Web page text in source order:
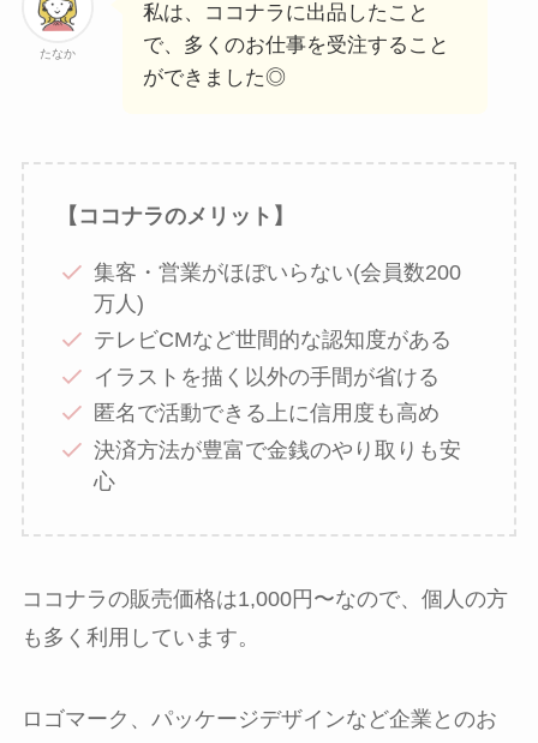
たなか
私は、ココナラに出品したこと
で、多くのお仕事を受注すること
ができました◎
【ココナラのメリット】
集客・営業がほぼいらない(会員数200
万人)
テレビCMなど世間的な認知度がある
イラストを描く以外の手間が省ける
匿名で活動できる上に信用度も高め
決済方法が豊富で金銭のやり取りも安
心
ココナラの販売価格は1,000円〜なので、個人の方
も多く利用しています。
ロゴマーク、パッケージデザインなど企業とのお